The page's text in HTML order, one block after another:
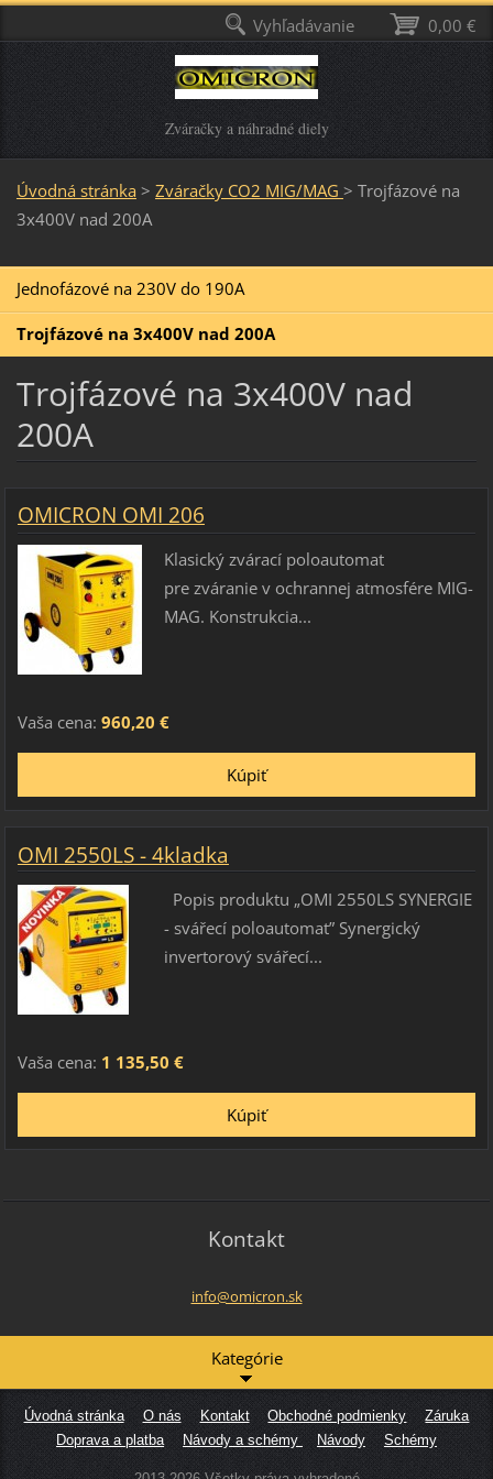
Zváračky a náhradné diely
Úvodná stránka > Zváračky CO2 MIG/MAG > Trojfázové na
3x400V nad 200A
Jednofázové na 230V do 190A
Trojfázové na 3x400V nad 200A
Trojfázové na 3x400V nad
200A
OMICRON OMI 206
Klasický zvárací poloautomat
pre zváranie v ochrannej atmosfére MIG-
MAG. Konstrukcia...
Vaša cena: 960,20 €
OMI 2550LS - 4kladka
Popis produktu „OMI 2550LS SYNERGIE
- svářecí poloautomat” Synergický
invertorový svářecí...
Vaša cena: 1 135,50 €
Kontakt
info@omicron.sk
Kategórie
Úvodná stránka O nás Kontakt Obchodné podmienky
Záruka
Doprava a platba
Návody a schémy Návody Schémy
0,00 €
Vyhľadávanie